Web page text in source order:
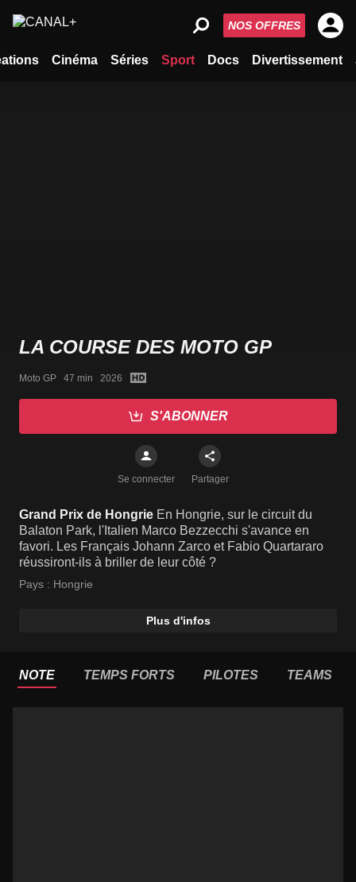
Cinéma Séries Sport Docs Divertissement
NOS OFFRES
LA COURSE DES MOTO GP
Moto GP   47 min   2026
S'ABONNER
Se connecter Partager
Grand Prix de Hongrie En Hongrie, sur le circuit du
Balaton Park, l'Italien Marco Bezzecchi s'avance en
favori. Les Français Johann Zarco et Fabio Quartararo
réussiront-ils à briller de leur côté ?
Pays : Hongrie
Plus d'infos
NOTE TEMPS FORTS PILOTES TEAMS